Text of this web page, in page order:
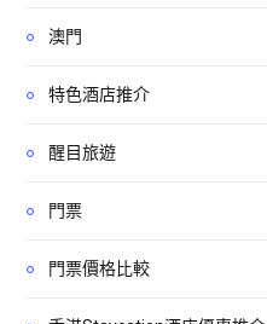
澳門
特色酒店推介
醒目旅遊
門票
門票價格比較